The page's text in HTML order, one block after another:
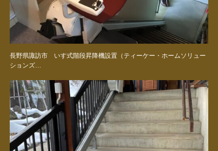
長野県諏訪市 いす式階段昇降機設置（ティーケー・ホームソリュー
ションズ…